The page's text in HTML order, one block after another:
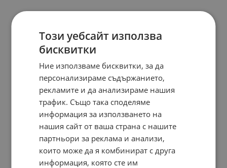
Този уебсайт използва
бисквитки
Ние използваме бисквитки, за да
персонализираме съдържанието,
рекламите и да анализираме нашия
трафик. Също така споделяме
информация за използването на
нашия сайт от ваша страна с нашите
партньори за реклама и анализи,
които може да я комбинират с друга
информация, която сте им